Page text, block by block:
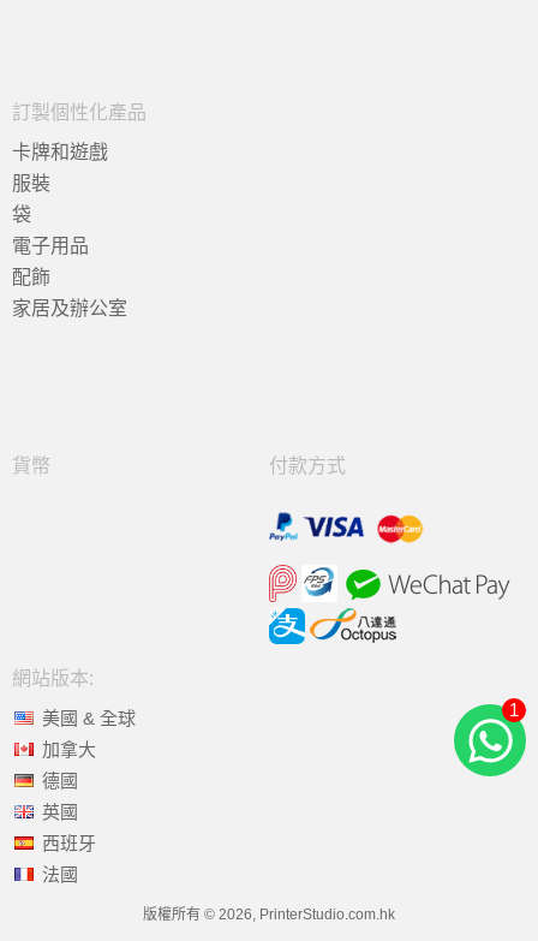
訂製個性化產品
卡牌和遊戲
服裝
袋
電子用品
配飾
家居及辦公室
貨幣 付款方式
網站版本:
美國 & 全球
加拿大
德國
英國
西班牙
法國
版權所有 © 2026, PrinterStudio.com.hk
1